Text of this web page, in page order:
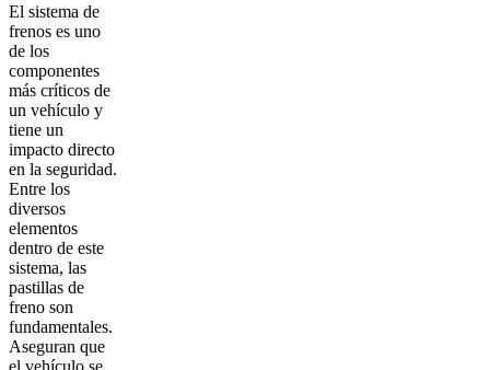
El sistema de
frenos es uno
de los
componentes
más críticos de
un vehículo y
tiene un
impacto directo
en la seguridad.
Entre los
diversos
elementos
dentro de este
sistema, las
pastillas de
freno son
fundamentales.
Aseguran que
el vehículo se